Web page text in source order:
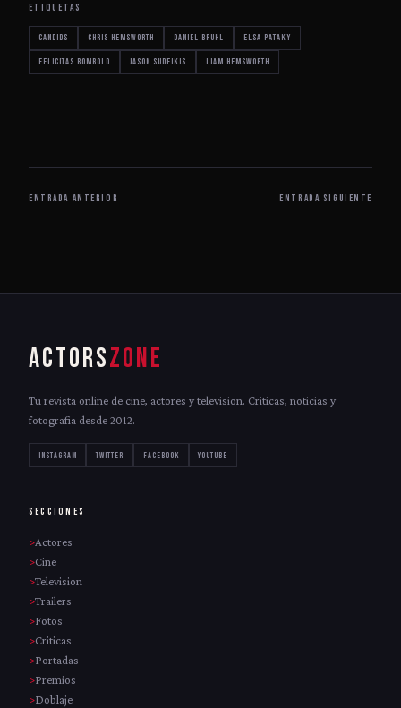
ETIQUETAS
Candids Chris Hemsworth Daniel Bruhl Elsa Pataky
Felicitas Rombold Jason Sudeikis Liam Hemsworth
ENTRADA ANTERIOR ENTRADA SIGUIENTE
ACTORSZONE
Tu revista online de cine, actores y television. Criticas, noticias y
fotografia desde 2012.
INSTAGRAM TWITTER FACEBOOK YOUTUBE
SECCIONES
Actores
Cine
Television
Trailers
Fotos
Criticas
Portadas
Premios
Doblaje